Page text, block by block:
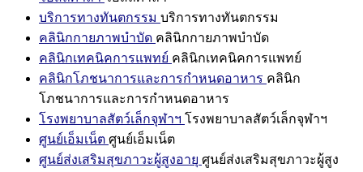
บริการทางทันตกรรม บริการทางทันตกรรม
คลินิกกายภาพบำบัด คลินิกกายภาพบำบัด
คลินิกเทคนิคการแพทย์ คลินิกเทคนิคการแพทย์
คลินิกโภชนาการและการกำหนดอาหาร คลินิก
โภชนาการและการกำหนดอาหาร
โรงพยาบาลสัตว์เล็กจุฬาฯ โรงพยาบาลสัตว์เล็กจุฬาฯ
ศูนย์เอ็มเน็ต ศูนย์เอ็มเน็ต
ศูนย์ส่งเสริมสุขภาวะผู้สูงอายุ ศูนย์ส่งเสริมสุขภาวะผู้สูง